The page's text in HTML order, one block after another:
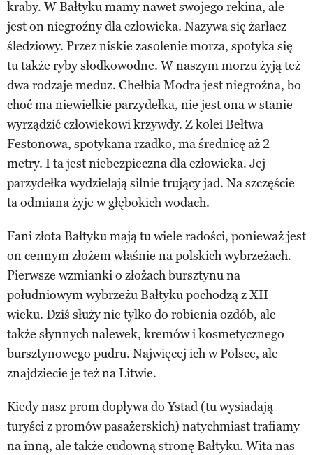
kraby. W Bałtyku mamy nawet swojego rekina, ale
jest on niegroźny dla człowieka. Nazywa się żarłacz
śledziowy. Przez niskie zasolenie morza, spotyka się
tu także ryby słodkowodne. W naszym morzu żyją też
dwa rodzaje meduz. Chełbia Modra jest niegroźna, bo
choć ma niewielkie parzydełka, nie jest ona w stanie
wyrządzić człowiekowi krzywdy. Z kolei Bełtwa
Festonowa, spotykana rzadko, ma średnicę aż 2
metry. I ta jest niebezpieczna dla człowieka. Jej
parzydełka wydzielają silnie trujący jad. Na szczęście
ta odmiana żyje w głębokich wodach.
Fani złota Bałtyku mają tu wiele radości, ponieważ jest
on cennym złożem właśnie na polskich wybrzeżach.
Pierwsze wzmianki o złożach bursztynu na
południowym wybrzeżu Bałtyku pochodzą z XII
wieku. Dziś służy nie tylko do robienia ozdób, ale
także słynnych nalewek, kremów i kosmetycznego
bursztynowego pudru. Najwięcej ich w Polsce, ale
znajdziecie je też na Litwie.
Kiedy nasz prom dopływa do Ystad (tu wysiadają
turyści z promów pasażerskich) natychmiast trafiamy
na inną, ale także cudowną stronę Bałtyku. Wita nas